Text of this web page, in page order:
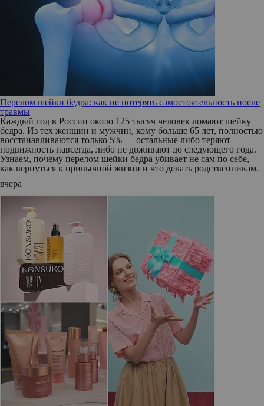
Перелом шейки бедра: как не потерять самостоятельность после
травмы
Каждый год в России около 125 тысяч человек ломают шейку
бедра. Из тех женщин и мужчин, кому больше 65 лет, полностью
восстанавливаются только 5% — остальные либо теряют
подвижность навсегда, либо не доживают до следующего года.
Узнаем, почему перелом шейки бедра убивает не сам по себе,
как вернуться к привычной жизни и что делать родственникам.
вчера